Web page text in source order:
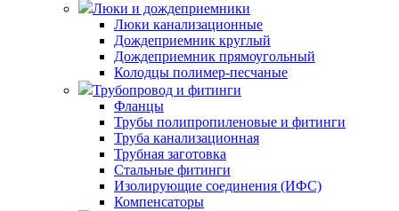
Люки и дождеприемники
Люки канализационные
Дождеприемник круглый
Дождеприемник прямоугольный
Колодцы полимер-песчаные
Трубопровод и фитинги
Фланцы
Трубы полипропиленовые и фитинги
Труба канализационная
Трубная заготовка
Стальные фитинги
Изолирующие соединения (ИФС)
Компенсаторы